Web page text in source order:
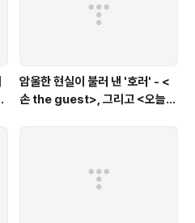
암울한 현실이 불러 낸 '호러' - <
손 the guest>, 그리고 <오늘의